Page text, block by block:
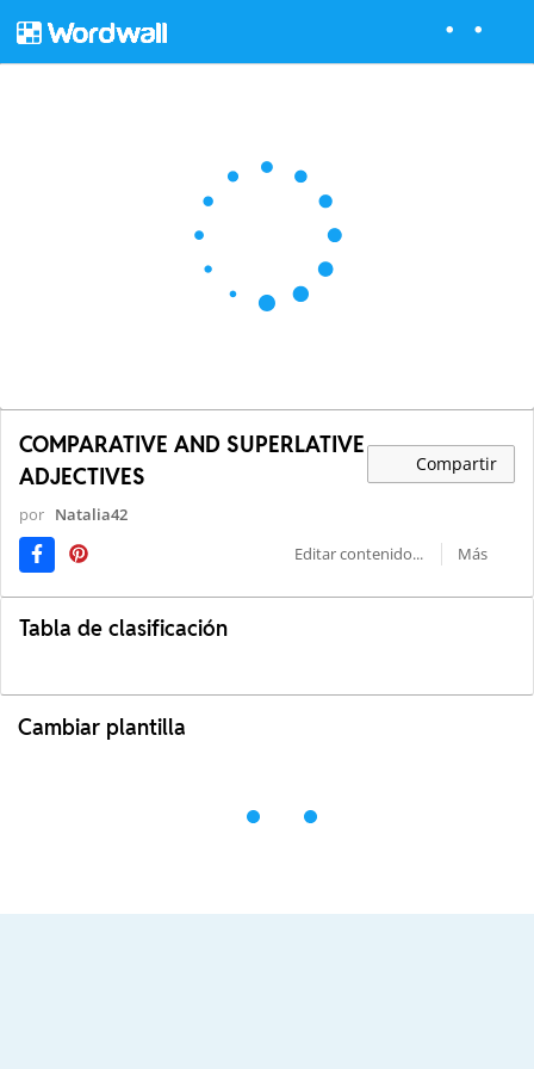
COMPARATIVE AND SUPERLATIVE
ADJECTIVES
Compartir
por Natalia42
Editar contenido...
Más
Tabla de clasificación
Cambiar plantilla